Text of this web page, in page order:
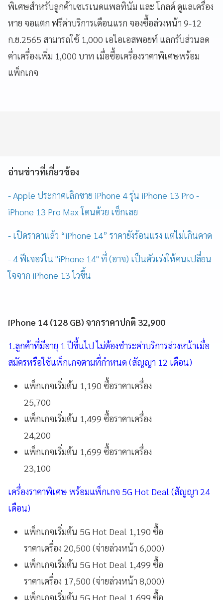
พิเศษสำหรับลูกค้าเซเรเนดแพลทินัม และ โกลด์ ดูแลเครื่อง
หาย จอแตก ฟรีค่าบริการเดือนแรก จองซื้อล่วงหน้า 9-12
ก.ย.2565 สามารถใช้ 1,000 เอไอเอสพอยท์ แลกรับส่วนลด
ค่าเครื่องเพิ่ม 1,000 บาท เมื่อซื้อเครื่องราคาพิเศษพร้อม
แพ็กเกจ
อ่านข่าวที่เกี่ยวข้อง
- Apple ประกาศเลิกขาย iPhone 4 รุ่น iPhone 13 Pro -
iPhone 13 Pro Max โดนด้วย เช็กเลย
- เปิดราคาแล้ว “iPhone 14” ราคายังร้อนแรง แต่ไม่เกินคาด
- 4 ฟีเจอร์ใน "iPhone 14" ที่ (อาจ) เป็นตัวเร่งให้คนเปลี่ยน
ใจจาก iPhone 13 ไวขึ้น
iPhone 14 (128 GB) จากราคาปกติ 32,900
1.ลูกค้าที่มีอายุ 1 ปีขึ้นไป ไม่ต้องชำระค่าบริการล่วงหน้าเมื่อ
สมัครหรือใช้แพ็กเกจตามที่กำหนด (สัญญา 12 เดือน)
แพ็กเกจเริ่มต้น 1,190 ซื้อราคาเครื่อง
25,700
แพ็กเกจเริ่มต้น 1,499 ซื้อราคาเครื่อง
24,200
แพ็กเกจเริ่มต้น 1,699 ซื้อราคาเครื่อง
23,100
เครื่องราคาพิเศษ พร้อมแพ็กเกจ 5G Hot Deal (สัญญา 24
เดือน)
แพ็กเกจเริ่มต้น 5G Hot Deal 1,190 ซื้อ
ราคาเครื่อง 20,500 (จ่ายล่วงหน้า 6,000)
แพ็กเกจเริ่มต้น 5G Hot Deal 1,499 ซื้อ
ราคาเครื่อง 17,500 (จ่ายล่วงหน้า 8,000)
แพ็กเกจเริ่มต้น 5G Hot Deal 1,699 ซื้อ